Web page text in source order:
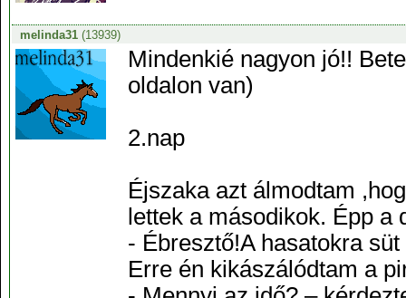
melinda31(13939)
Mindenkié nagyon jó!!
oldalon van)
2.nap
Éjszaka azt álmodtam
lettek a másodikok. Épp
- Ébresztő!A hasatokra
Erre én kikászálódtam a